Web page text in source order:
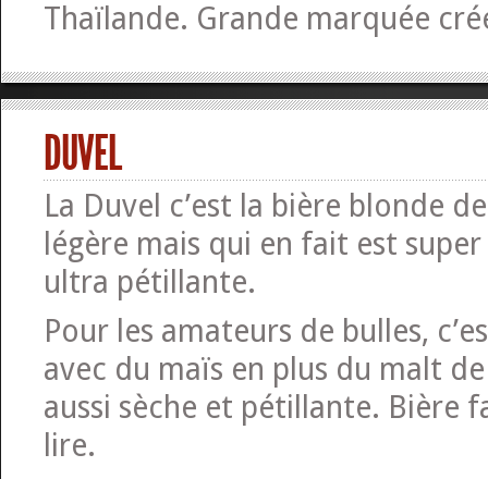
Thaïlande. Grande marquée
DUVEL
La Duvel c’est la bière blonde
légère mais qui en fait est
ultra pétillante.
Pour les amateurs de bulles,
avec du maïs en plus du malt
aussi sèche et pétillante. Bière
lire.